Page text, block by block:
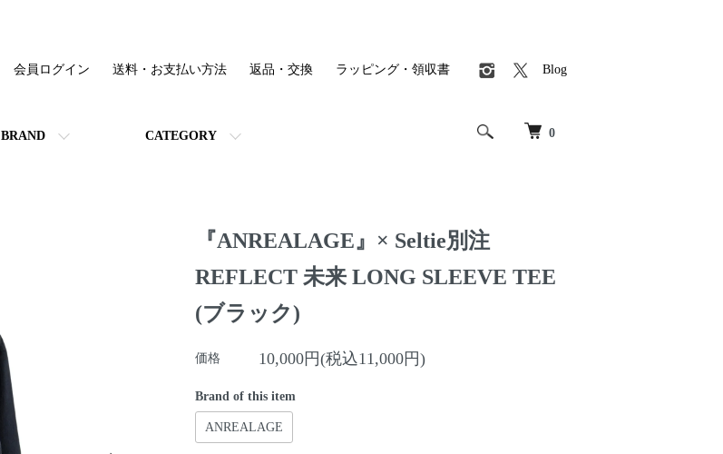
0
BRAND CATEGORY
会員ログイン 送料・お支払い方法 返品・交換 ラッピング・領収書 Blog
『ANREALAGE』× Seltie別注
REFLECT 未来 LONG SLEEVE TEE
(ブラック)
価格 10,000円(税込11,000円)
Brand of this item
ANREALAGE